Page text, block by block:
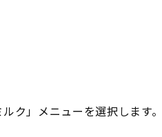
ク」メニューを選択します。